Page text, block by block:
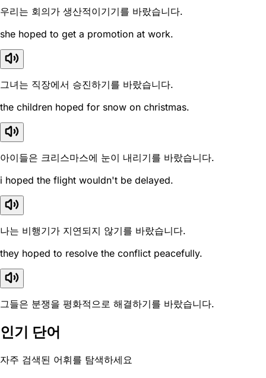
우리는 회의가 생산적이기기를 바랐습니다.
she hoped to get a promotion at work.
그녀는 직장에서 승진하기를 바랐습니다.
the children hoped for snow on christmas.
아이들은 크리스마스에 눈이 내리기를 바랐습니다.
i hoped the flight wouldn't be delayed.
나는 비행기가 지연되지 않기를 바랐습니다.
they hoped to resolve the conflict peacefully.
그들은 분쟁을 평화적으로 해결하기를 바랐습니다.
인기 단어
자주 검색된 어휘를 탐색하세요